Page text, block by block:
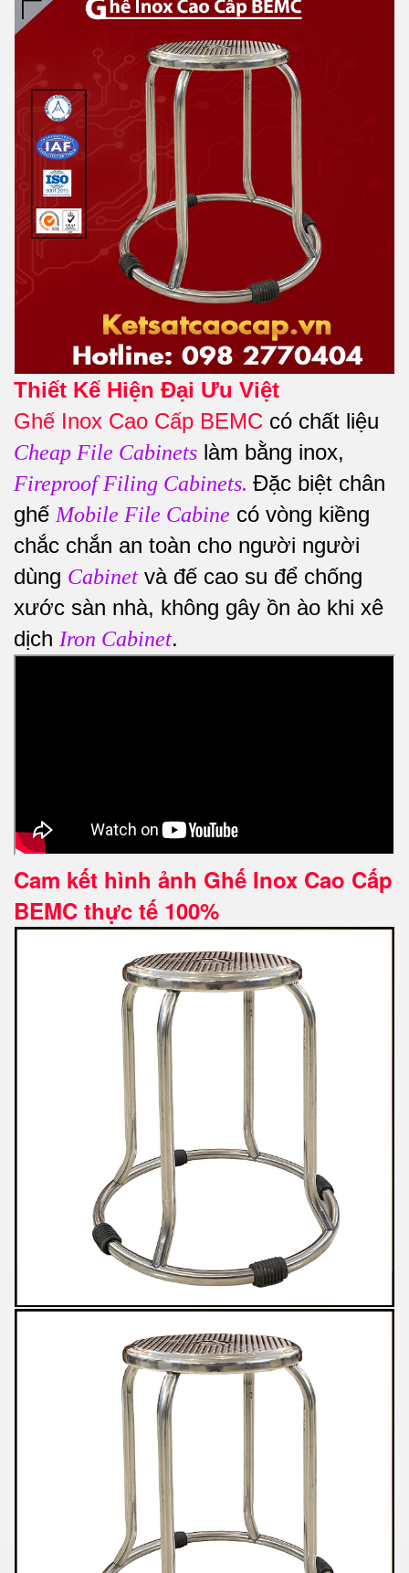
Thiết Kế Hiện Đại Ưu Việt
Ghế Inox Cao Cấp BEMC có chất liệu
Cheap File Cabinets làm bằng inox,
Fireproof Filing Cabinets. Đặc biệt chân
ghế Mobile File Cabine có vòng kiềng
chắc chắn an toàn cho người người
dùng Cabinet và đế cao su để chống
xước sàn nhà, không gây ồn ào khi xê
dịch Iron Cabinet.
Cam kết hình ảnh Ghế Inox Cao Cấp
BEMC thực tế 100%